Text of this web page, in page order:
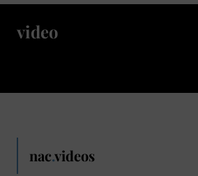
video
nac.videos